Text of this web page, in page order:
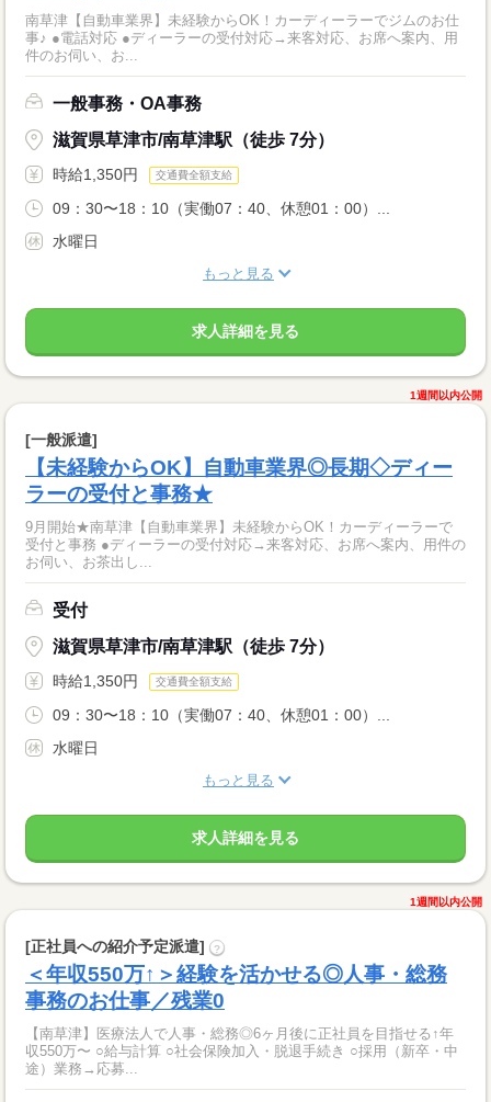
南草津【自動車業界】未経験からOK！カーディーラーでジムのお仕
事♪ ●電話対応 ●ディーラーの受付対応→来客対応、お席へ案内、用
件のお伺い、お...
一般事務・OA事務
滋賀県草津市/南草津駅（徒歩 7分）
時給1,350円 交通費全額支給
09：30〜18：10（実働07：40、休憩01：00）...
水曜日
もっと見る
求人詳細を見る
1週間以内公開
[一般派遣]
【未経験からOK】自動車業界◎長期◇ディー
ラーの受付と事務★
9月開始★南草津【自動車業界】未経験からOK！カーディーラーで
受付と事務 ●ディーラーの受付対応→来客対応、お席へ案内、用件の
お伺い、お茶出し...
受付
滋賀県草津市/南草津駅（徒歩 7分）
時給1,350円 交通費全額支給
09：30〜18：10（実働07：40、休憩01：00）...
水曜日
もっと見る
求人詳細を見る
1週間以内公開
[正社員への紹介予定派遣] ?
＜年収550万↑＞経験を活かせる◎人事・総務
事務のお仕事／残業0
【南草津】医療法人で人事・総務◎6ヶ月後に正社員を目指せる↑年
収550万〜 ○給与計算 ○社会保険加入・脱退手続き ○採用（新卒・中
途）業務→応募...